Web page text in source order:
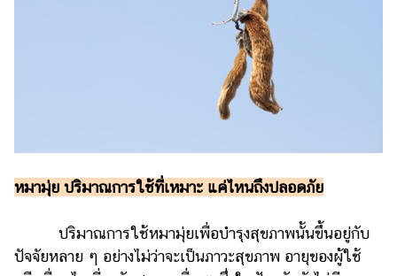
หมามุ่ย ปริมาณการใช้ที่เหมาะ แค่ไหนถึงปลอดภัย
ปริมาณการใช้หมามุ่ยเพื่อบำรุงสุขภาพนั้นขึ้นอยู่กับ
ปัจจัยหลาย ๆ อย่างไม่ว่าจะเป็นภาวะสุขภาพ อายุของผู้ใช้